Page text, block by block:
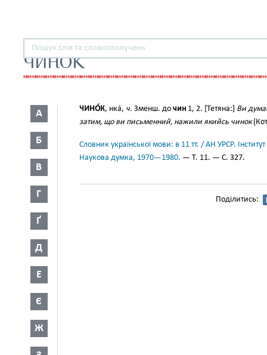
ЧИНОК
А
Б
В
Г
Ґ
Д
Е
Є
Ж
ЧИНО́К, нка́, ч. Зменш. до чин 1, 2. [Тетяна:] Ви
затим, що ви письменний, нажили якийсь чинок
Словник української мови: в 11 тт. / АН УРСР.
Наукова думка, 1970—1980. — Т. 11. — С. 327.
Поділитись: